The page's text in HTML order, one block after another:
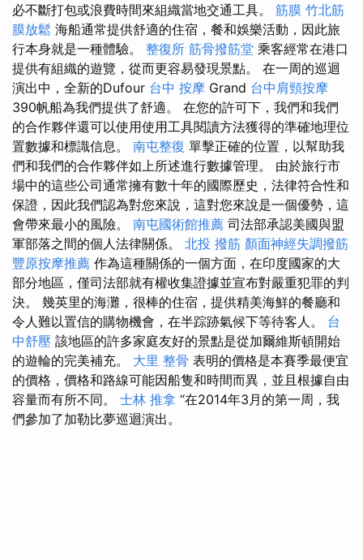
必不斷打包或浪費時間來組織當地交通工具。 筋膜 竹北筋
膜放鬆 海船通常提供舒適的住宿，餐和娛樂活動，因此旅
行本身就是一種體驗。 整復所 筋骨撥筋堂 乘客經常在港口
提供有組織的遊覽，從而更容易發現景點。 在一周的巡迴
演出中，全新的Dufour 台中 按摩 Grand 台中肩頸按摩
390帆船為我們提供了舒適。 在您的許可下，我們和我們
的合作夥伴還可以使用使用工具閱讀方法獲得的準確地理位
置數據和標識信息。 南屯整復 單擊正確的位置，以幫助我
們和我們的合作夥伴如上所述進行數據管理。 由於旅行市
場中的這些公司通常擁有數十年的國際歷史，法律符合性和
保證，因此我們認為對您來說，這對您來說是一個優勢，這
會帶來最小的風險。 南屯國術館推薦 司法部承認美國與盟
軍部落之間的個人法律關係。 北投 撥筋 顏面神經失調撥筋
豐原按摩推薦 作為這種關係的一個方面，在印度國家的大
部分地區，僅司法部就有權收集證據並宣布對嚴重犯罪的判
決。 幾英里的海灘，很棒的住宿，提供精美海鮮的餐廳和
令人難以置信的購物機會，在半踪跡氣候下等待客人。 台
中舒壓 該地區的許多家庭友好的景點是從加爾維斯頓開始
的遊輪的完美補充。 大里 整骨 表明的價格是本賽季最便宜
的價格，價格和路線可能因船隻和時間而異，並且根據自由
容量而有所不同。 士林 推拿 “在2014年3月的第一周，我
們參加了加勒比夢巡迴演出。